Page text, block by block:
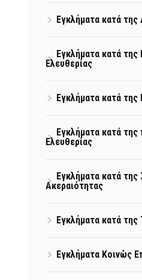
Εγκλήματα κατά
Εγκλήματα κατά της
Ελευθερίας
Εγκλήματα κατά της
Εγκλήματα κατά
Ελευθερίας
Εγκλήματα κατά της
Ακεραιότητας
Εγκλήματα κατά της
Εγκλήματα Κοινώς